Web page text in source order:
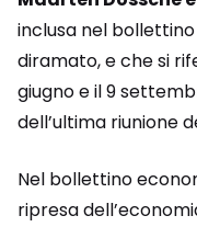
inclusa nel
diramato, e che si
giugno e il 9
dell’ultima riunione
Nel bollettino
ripresa